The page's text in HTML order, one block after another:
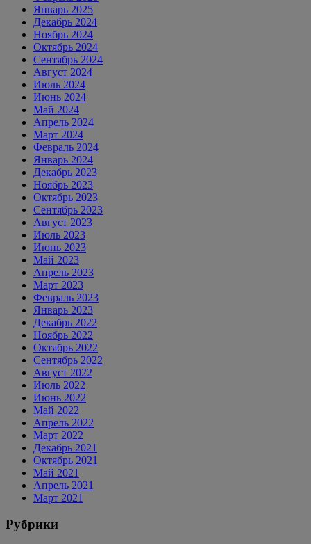
Январь 2025
Декабрь 2024
Ноябрь 2024
Октябрь 2024
Сентябрь 2024
Август 2024
Июль 2024
Июнь 2024
Май 2024
Апрель 2024
Март 2024
Февраль 2024
Январь 2024
Декабрь 2023
Ноябрь 2023
Октябрь 2023
Сентябрь 2023
Август 2023
Июль 2023
Июнь 2023
Май 2023
Апрель 2023
Март 2023
Февраль 2023
Январь 2023
Декабрь 2022
Ноябрь 2022
Октябрь 2022
Сентябрь 2022
Август 2022
Июль 2022
Июнь 2022
Май 2022
Апрель 2022
Март 2022
Декабрь 2021
Октябрь 2021
Май 2021
Апрель 2021
Март 2021
Рубрики